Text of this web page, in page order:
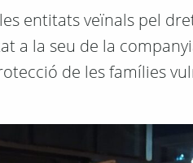
entitats veïnals pel
a la seu de la
de les famílies